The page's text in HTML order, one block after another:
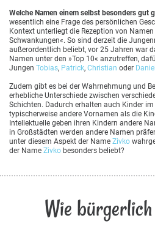
Welche Namen einem selbst besonders gut
wesentlich eine Frage des persönlichen
Kontext unterliegt die Rezeption von
Schwankungen«. So sind derzeit die
außerordentlich beliebt, vor 25 Jahren war
Namen unter den »Top 10« anzutreffen,
Jungen Tobias, Patrick, Christian oder Daniel
Zudem gibt es bei der Wahrnehmung und
erhebliche Unterschiede zwischen
Schichten. Dadurch erhalten auch Kinder
typischerweise andere Vornamen als die
Intellektuelle geben ihren Kindern andere
in Großstädten werden andere Namen
unter diesem Aspekt der Name Zivko
der Name Zivko besonders beliebt?
Wie